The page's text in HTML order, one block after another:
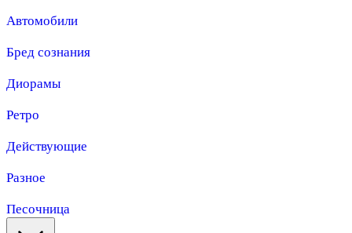
Автомобили
Бред сознания
Диорамы
Ретро
Действующие
Разное
Песочница